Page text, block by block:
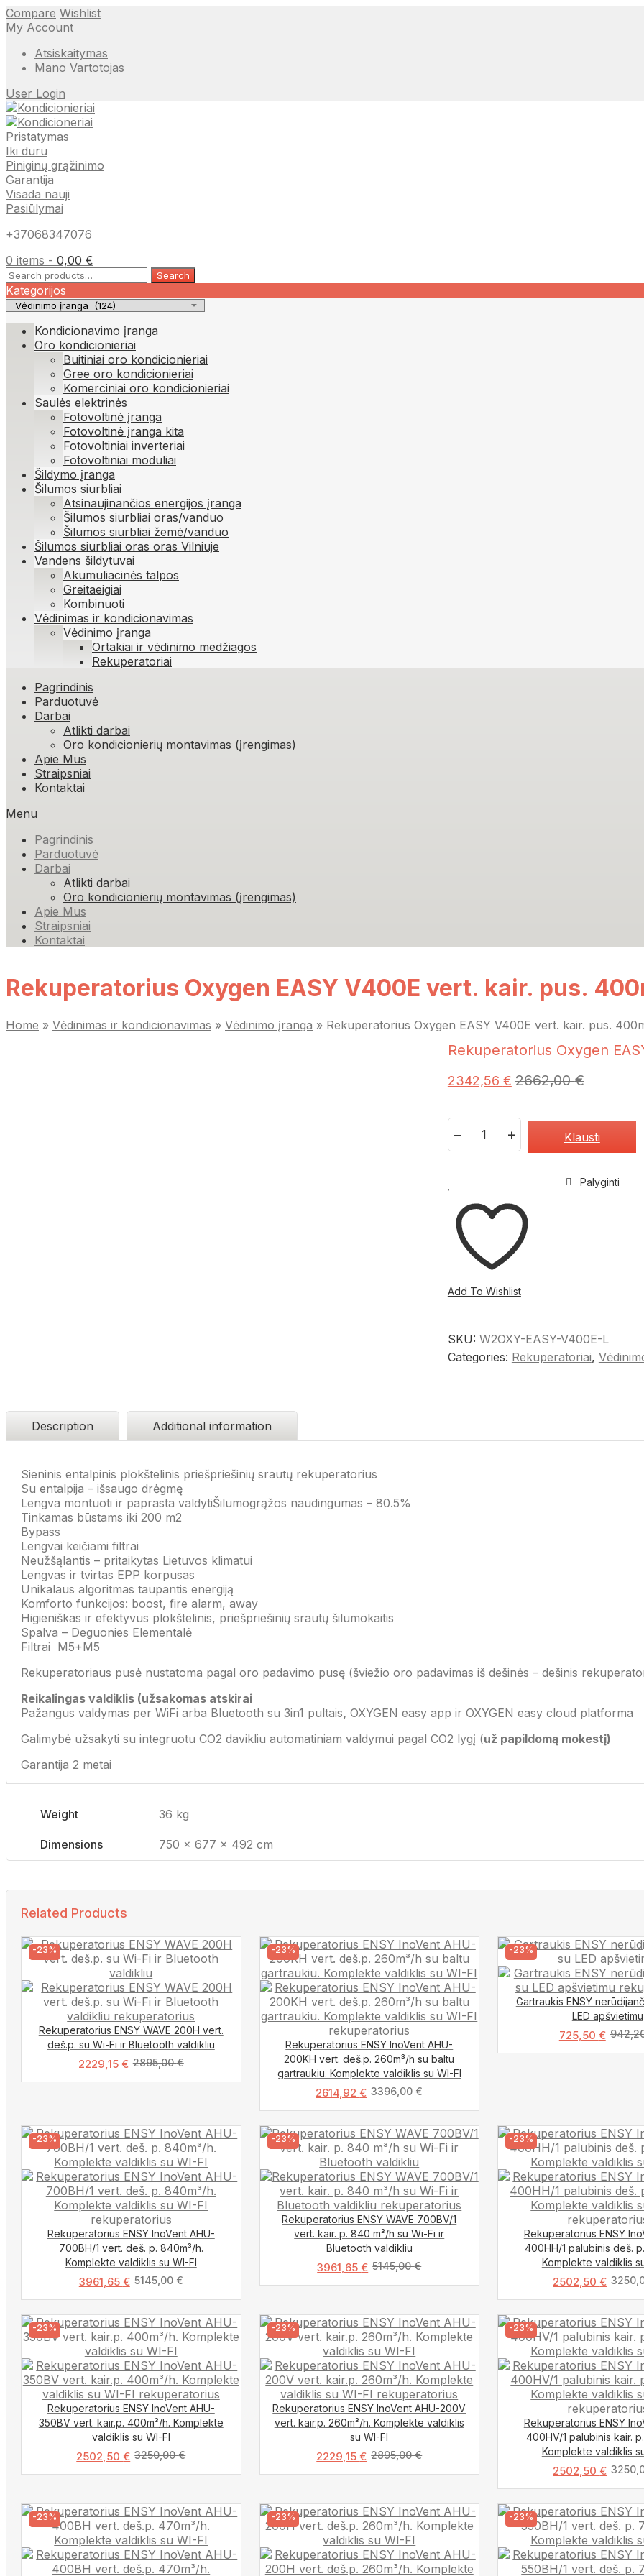
Compare Wishlist
My Account
Atsiskaitymas
Mano Vartotojas
User Login
Pristatymas
Iki duru
Piniginų grąžinimo
Garantija
Visada nauji
Pasiūlymai
+37068347076
0 items - 0,00 €
Search
for:
Search
Kategorijos
Kondicionavimo įranga
Oro kondicionieriai
Buitiniai oro kondicionieriai
Gree oro kondicionieriai
Komerciniai oro kondicionieriai
Saulės elektrinės
Fotovoltinė įranga
Fotovoltinė įranga kita
Fotovoltiniai inverteriai
Fotovoltiniai moduliai
Šildymo įranga
Šilumos siurbliai
Atsinaujinančios energijos įranga
Šilumos siurbliai oras/vanduo
Šilumos siurbliai žemė/vanduo
Šilumos siurbliai oras oras Vilniuje
Vandens šildytuvai
Akumuliacinės talpos
Greitaeigiai
Kombinuoti
Vėdinimas ir kondicionavimas
Vėdinimo įranga
Ortakiai ir vėdinimo medžiagos
Rekuperatoriai
Skip
content
Pagrindinis
Parduotuvė
Darbai
Atlikti darbai
Oro kondicionierių montavimas (įrengimas)
Apie Mus
Straipsniai
Kontaktai
Menu
Pagrindinis
Parduotuvė
Darbai
Atlikti darbai
Oro kondicionierių montavimas (įrengimas)
Apie Mus
Straipsniai
Kontaktai
Rekuperatorius Oxygen EASY V400E vert. kair. pus.
Home » Vėdinimas ir kondicionavimas » Vėdinimo įranga » Rekuperatorius Oxygen EASY V400E vert. kair. pus.
Rekuperatorius Oxygen
2342,56 € 2662,00€
Klausti
Add To Wishlist
Palyginti
SKU: W2OXY-EASY-V400E-L
Categories: Rekuperatoriai,
Description Additional information
Sieninis entalpinis plokštelinis priešpriešinių srautų rekuperatorius
Su entalpija – išsaugo drėgmę
Lengva montuoti ir paprasta valdytiŠilumogrąžos naudingumas – 80.5%
Tinkamas būstams iki 200 m2
Bypass
Lengvai keičiami filtrai
Neužšąlantis – pritaikytas Lietuvos klimatui
Lengvas ir tvirtas EPP korpusas
Unikalaus algoritmas taupantis energiją
Komforto funkcijos: boost, fire alarm, away
Higieniškas ir efektyvus plokštelinis, priešpriešinių srautų šilumokaitis
Spalva – Deguonies Elementalė
Filtrai M5+M5
Rekuperatoriaus pusė nustatoma pagal oro padavimo pusę (šviežio oro padavimas iš dešinės – dešinis
Reikalingas valdiklis (užsakomas atskirai
Pažangus valdymas per WiFi arba Bluetooth su 3in1 pultais, OXYGEN easy app ir OXYGEN easy cloud platforma
Galimybė užsakyti su integruotu CO2 davikliu automatiniam valdymui pagal CO2 lygį (už papildomą mokestį)
Garantija 2 metai
Weight 36 kg
Dimensions 750 × 677 × 492 cm
Related Products
-23%
Rekuperatorius ENSY WAVE 200H vert.
deš.p. su Wi-Fi ir Bluetooth valdikliu
2229,15 € 2895,00€
-23%
Rekuperatorius ENSY InoVent AHU-
200KH vert. deš.p. 260m³/h su baltu
gartraukiu. Komplekte valdiklis su WI-FI
2614,92 € 3396,00€
-23%
Gartraukis ENSY
LED apšvietimu
725,50 €
-23%
Rekuperatorius ENSY InoVent AHU-
700BH/1 vert. deš. p. 840m³/h.
Komplekte valdiklis su WI-FI
3961,65 € 5145,00€
-23%
Rekuperatorius ENSY WAVE 700BV/1
vert. kair. p. 840 m³/h su Wi-Fi ir
Bluetooth valdikliu
3961,65 € 5145,00€
-23%
Rekuperatorius ENSY
400HH/1 palubinis deš.
Komplekte valdiklis
2502,50 €
-23%
Rekuperatorius ENSY InoVent AHU-
350BV vert. kair.p. 400m³/h. Komplekte
valdiklis su WI-FI
2502,50 € 3250,00€
-23%
Rekuperatorius ENSY InoVent AHU-200V
vert. kair.p. 260m³/h. Komplekte valdiklis
su WI-FI
2229,15 € 2895,00€
-23%
Rekuperatorius ENSY
400HV/1 palubinis kair.
Komplekte valdiklis
2502,50 €
-23% -23% -23%